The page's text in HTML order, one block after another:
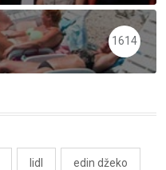
1614
lidl edin džeko